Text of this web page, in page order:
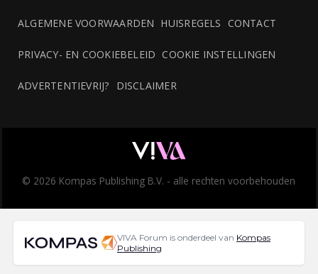
ALGEMENE VOORWAARDEN HUISREGELS CONTACT
PRIVACY- EN COOKIEBELEID COOKIE INSTELLINGEN
ADVERTENTIEVRIJ? DISCLAIMER
© 2026 Kompas Publishing B.V. - alle rechten voorbehouden
VIVA Forum is onderdeel van Kompas
Publishing